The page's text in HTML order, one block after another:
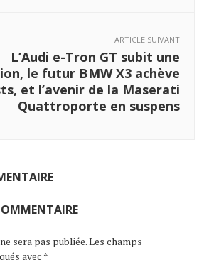
ARTICLE SUIVANT
L’Audi e-Tron GT subit une
le futur BMW X3 achève
et l’avenir de la Maserati
Quattroporte en suspens
sera pas publiée.Les champs
avec *